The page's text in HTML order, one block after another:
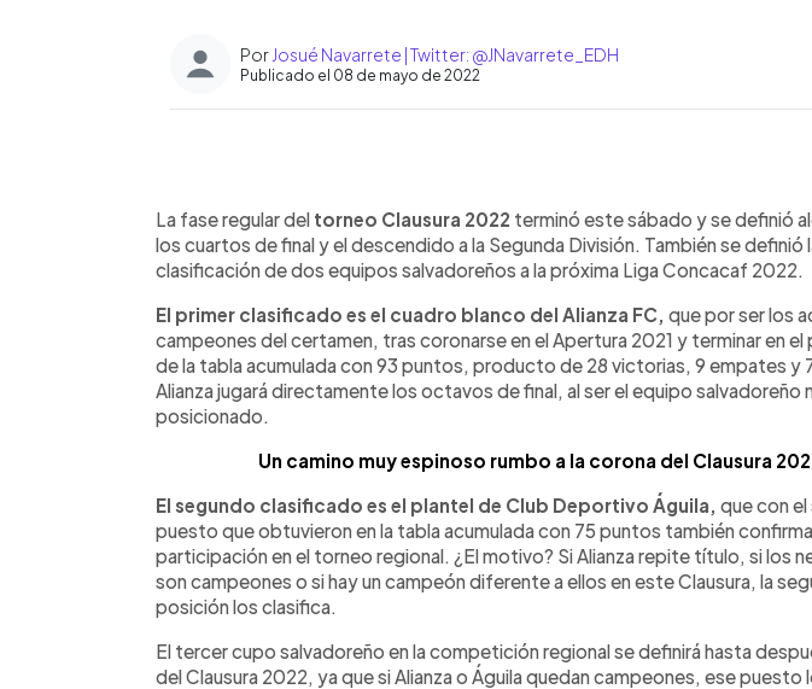
Por Josué Navarrete | Twitter: @JNavarrete_EDH
Publicado el 08 de mayo de 2022
Escuchar artículo
La fase regular del torneo Clausura 2022 terminó este sábado y se definió
los cuartos de final y el descendido a la Segunda División. También se definió
clasificación de dos equipos salvadoreños a la próxima Liga Concacaf 2022.
El primer clasificado es el cuadro blanco del Alianza FC, que por ser los
campeones del certamen, tras coronarse en el Apertura 2021 y terminar en el
de la tabla acumulada con 93 puntos, producto de 28 victorias, 9 empates y
Alianza jugará directamente los octavos de final, al ser el equipo salvadoreño
posicionado.
Un camino muy espinoso rumbo a la corona del Clausura
El segundo clasificado es el plantel de Club Deportivo Águila, que con
puesto que obtuvieron en la tabla acumulada con 75 puntos también
participación en el torneo regional. ¿El motivo? Si Alianza repite título, si los
son campeones o si hay un campeón diferente a ellos en este Clausura, la
posición los clasifica.
El tercer cupo salvadoreño en la competición regional se definirá hasta
del Clausura 2022, ya que si Alianza o Águila quedan campeones, ese puesto